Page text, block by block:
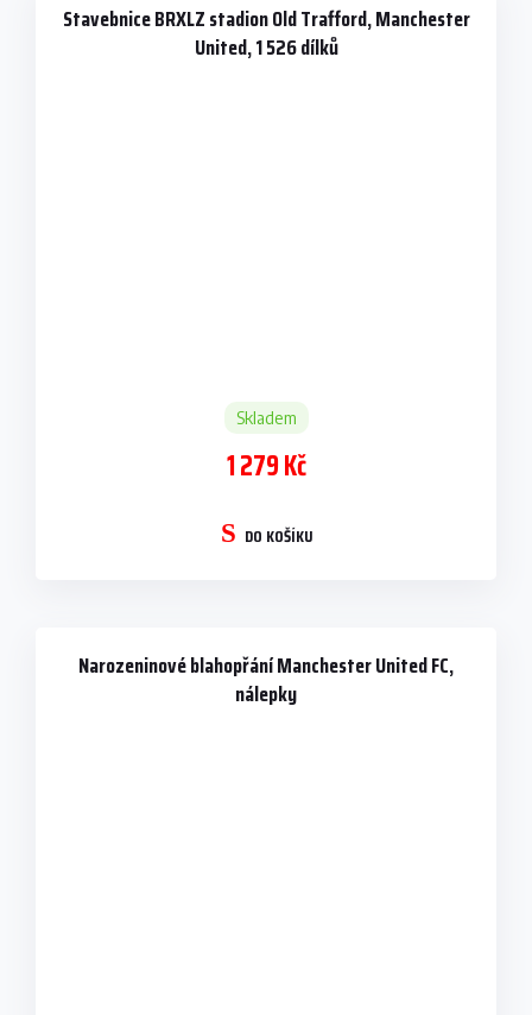
Stavebnice BRXLZ stadion Old Trafford, Manchester
United, 1 526 dílků
Skladem
1 279 Kč
DO KOŠÍKU
Narozeninové blahopřání Manchester United FC,
nálepky